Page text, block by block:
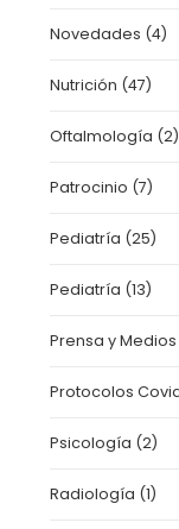
Novedades (4)
Nutrición (47)
Oftalmología (2)
Patrocinio (7)
Pediatría (25)
Pediatría (13)
Prensa y Medios
Protocolos
Psicología (2)
Radiología (1)